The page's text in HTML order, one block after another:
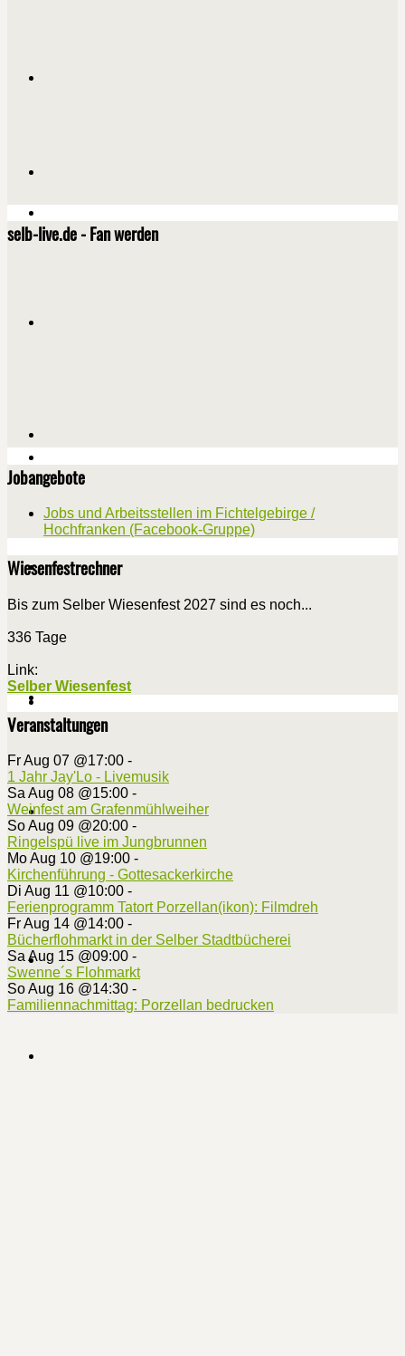
selb-live.de - Fan werden
Jobangebote
Jobs und Arbeitsstellen im Fichtelgebirge /
Hochfranken (Facebook-Gruppe)
Wiesenfestrechner
Bis zum Selber Wiesenfest 2027 sind es noch...
336 Tage
Link:
Selber Wiesenfest
Veranstaltungen
Fr Aug 07 @17:00 -
1 Jahr Jay'Lo - Livemusik
Sa Aug 08 @15:00 -
Weinfest am Grafenmühlweiher
So Aug 09 @20:00 -
Ringelspü live im Jungbrunnen
Mo Aug 10 @19:00 -
Kirchenführung - Gottesackerkirche
Di Aug 11 @10:00 -
Ferienprogramm Tatort Porzellan(ikon): Filmdreh
Fr Aug 14 @14:00 -
Bücherflohmarkt in der Selber Stadtbücherei
Sa Aug 15 @09:00 -
Swenne´s Flohmarkt
So Aug 16 @14:30 -
Familiennachmittag: Porzellan bedrucken